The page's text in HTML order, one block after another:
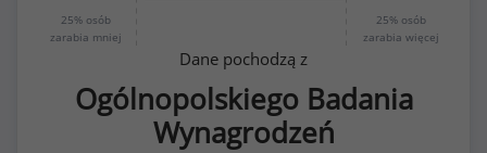
25% osób
zarabia mniej
25% osób
zarabia więcej
Dane pochodzą z
Ogólnopolskiego Badania
Wynagrodzeń